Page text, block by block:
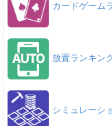
カードゲーム
放置ランキン
シミュレーシ